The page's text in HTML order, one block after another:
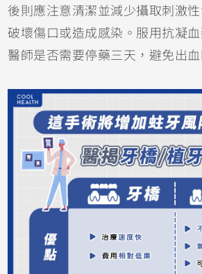
後則應注意清潔並減少攝取刺激
破壞傷口或造成感染。服用抗凝
醫師是否需要停藥三天，避免出血